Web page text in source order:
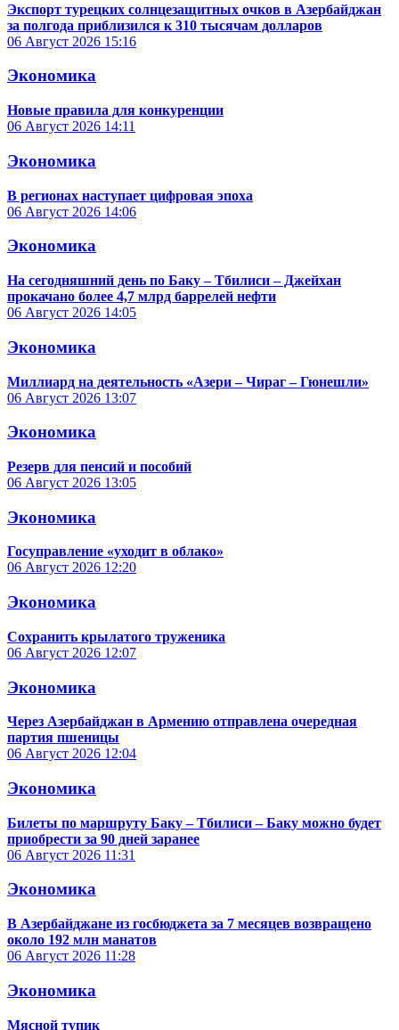
Экспорт турецких солнцезащитных очков в Азербайджан
за полгода приблизился к 310 тысячам долларов
06 Август 2026 15:16
Экономика
Новые правила для конкуренции
06 Август 2026 14:11
Экономика
В регионах наступает цифровая эпоха
06 Август 2026 14:06
Экономика
На сегодняшний день по Баку – Тбилиси – Джейхан
прокачано более 4,7 млрд баррелей нефти
06 Август 2026 14:05
Экономика
Миллиард на деятельность «Азери – Чираг – Гюнешли»
06 Август 2026 13:07
Экономика
Резерв для пенсий и пособий
06 Август 2026 13:05
Экономика
Госуправление «уходит в облако»
06 Август 2026 12:20
Экономика
Сохранить крылатого труженика
06 Август 2026 12:07
Экономика
Через Азербайджан в Армению отправлена очередная
партия пшеницы
06 Август 2026 12:04
Экономика
Билеты по маршруту Баку – Тбилиси – Баку можно будет
приобрести за 90 дней заранее
06 Август 2026 11:31
Экономика
В Азербайджане из госбюджета за 7 месяцев возвращено
около 192 млн манатов
06 Август 2026 11:28
Экономика
Мясной тупик